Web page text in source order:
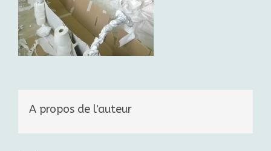
A propos de l'auteur